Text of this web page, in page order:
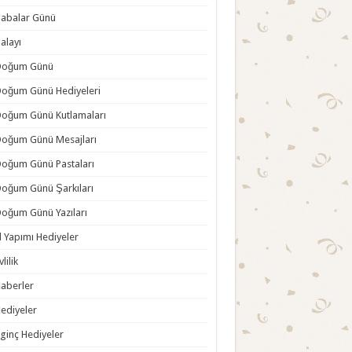
Günü
Günü
Günü Hediyeleri
Günü Kutlamaları
Günü Mesajları
Günü Pastaları
Günü Şarkıları
Günü Yazıları
Yapımı Hediyeler
Hediyeler